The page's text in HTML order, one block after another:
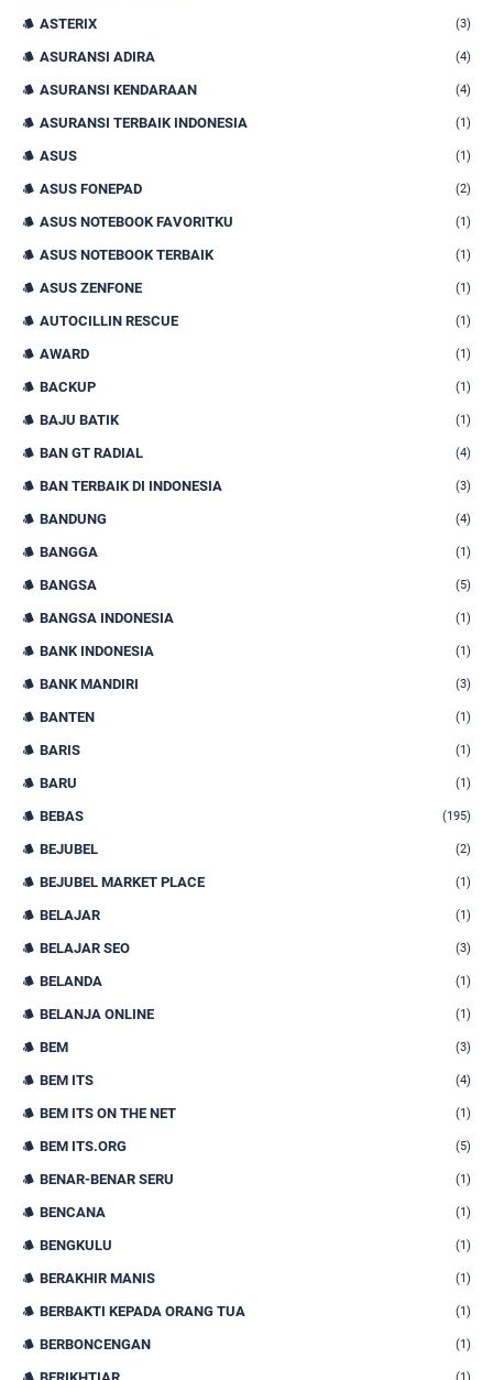
ASTERIX (3)
ASURANSI ADIRA (4)
ASURANSI KENDARAAN (4)
ASURANSI TERBAIK INDONESIA (1)
ASUS (1)
ASUS FONEPAD (2)
ASUS NOTEBOOK FAVORITKU (1)
ASUS NOTEBOOK TERBAIK (1)
ASUS ZENFONE (1)
AUTOCILLIN RESCUE (1)
AWARD (1)
BACKUP (1)
BAJU BATIK (1)
BAN GT RADIAL (4)
BAN TERBAIK DI INDONESIA (3)
BANDUNG (4)
BANGGA (1)
BANGSA (5)
BANGSA INDONESIA (1)
BANK INDONESIA (1)
BANK MANDIRI (3)
BANTEN (1)
BARIS (1)
BARU (1)
BEBAS (195)
BEJUBEL (2)
BEJUBEL MARKET PLACE (1)
BELAJAR (1)
BELAJAR SEO (3)
BELANDA (1)
BELANJA ONLINE (1)
BEM (3)
BEM ITS (4)
BEM ITS ON THE NET (1)
BEM ITS.ORG (5)
BENAR-BENAR SERU (1)
BENCANA (1)
BENGKULU (1)
BERAKHIR MANIS (1)
BERBAKTI KEPADA ORANG TUA (1)
BERBONCENGAN (1)
(1)